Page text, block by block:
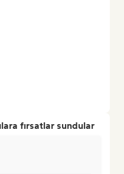
fırsatlar sundular